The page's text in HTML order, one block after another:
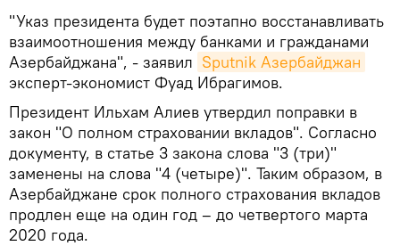
"Указ президента будет поэтапно восстанавливать
взаимоотношения между банками и гражданами
Азербайджана", - заявил Sputnik Азербайджан
эксперт-экономист Фуад Ибрагимов.
Президент Ильхам Алиев утвердил поправки в
закон "О полном страховании вкладов". Согласно
документу, в статье 3 закона слова "3 (три)"
заменены на слова "4 (четыре)". Таким образом, в
Азербайджане срок полного страхования вкладов
продлен еще на один год – до четвертого марта
2020 года.